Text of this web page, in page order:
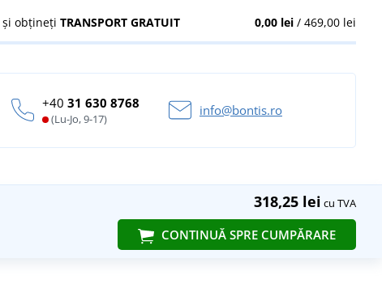
0,00 lei/ 469,00 lei
și obțineți TRANSPORT GRATUIT
+40 31 630 8768
(Lu-Jo, 9-17)
info@bontis.ro
318,25 lei cu TVA
CONTINUĂ SPRE CUMPĂRARE